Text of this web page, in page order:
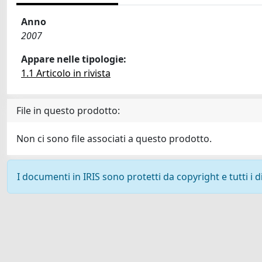
Anno
2007
Appare nelle tipologie:
1.1 Articolo in rivista
File in questo prodotto:
Non ci sono file associati a questo prodotto.
I documenti in IRIS sono protetti da copyright e tutti i